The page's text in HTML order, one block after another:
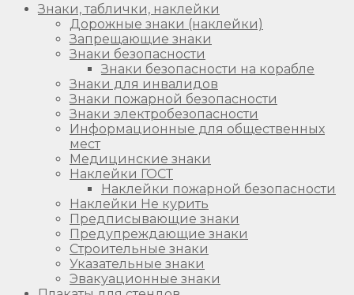
Знаки, таблички, наклейки
Дорожные знаки (наклейки)
Запрещающие знаки
Знаки безопасности
Знаки безопасности на корабле
Знаки для инвалидов
Знаки пожарной безопасности
Знаки электробезопасности
Информационные для общественных
мест
Медицинские знаки
Наклейки ГОСТ
Наклейки пожарной безопасности
Наклейки Не курить
Предписывающие знаки
Предупреждающие знаки
Строительные знаки
Указательные знаки
Эвакуационные знаки